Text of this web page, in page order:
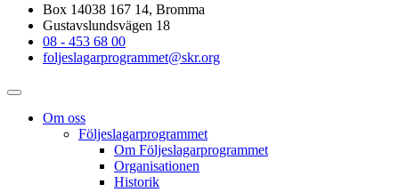
Box 14038 167 14, Bromma
Gustavslundsvägen 18
08 - 453 68 00
foljeslagarprogrammet@skr.org
Om oss
Följeslagarprogrammet
Om Följeslagarprogrammet
Organisationen
Historik